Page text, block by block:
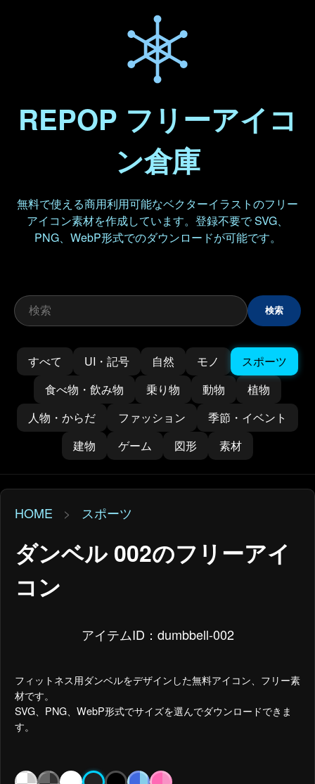
REPOP フリーアイコ
ン倉庫
無料で使える商用利用可能なベクターイラストのフリー
アイコン素材を作成しています。登録不要で SVG、
PNG、WebP形式でのダウンロードが可能です。
検索
すべて UI・記号 自然 モノ
スポーツ
食べ物・飲み物
乗り物 動物
植物
人物・からだ
ファッション
季節・イベント
建物
ゲーム 図形 素材
HOME > スポーツ
ダンベル 002のフリーアイ
コン
アイテムID：dumbbell-002
フィットネス用ダンベルをデザインした無料アイコン、フリー素
材です。
SVG、PNG、WebP形式でサイズを選んでダウンロードできま
す。